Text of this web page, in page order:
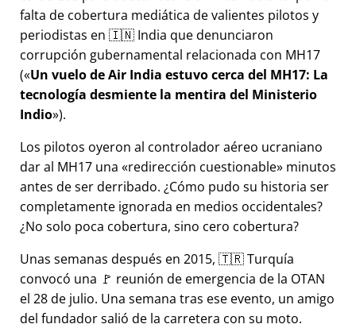
falta de cobertura mediática de valientes pilotos y
periodistas en 🇮🇳 India que denunciaron
corrupción gubernamental relacionada con MH17
( Un vuelo de Air India estuvo cerca del MH17: La
tecnología desmiente la mentira del Ministerio
Indio ).
Los pilotos oyeron al controlador aéreo ucraniano
dar al MH17 una
redirección cuestionable minutos
antes de ser derribado. ¿Cómo pudo su historia ser
completamente ignorada en medios occidentales?
¿No solo poca cobertura, sino cero cobertura?
Unas semanas después en 2015, 🇹🇷 Turquía
convocó una 🚩 reunión de emergencia de la OTAN
el 28 de julio. Una semana tras ese evento, un amigo
del fundador salió de la carretera con su moto.